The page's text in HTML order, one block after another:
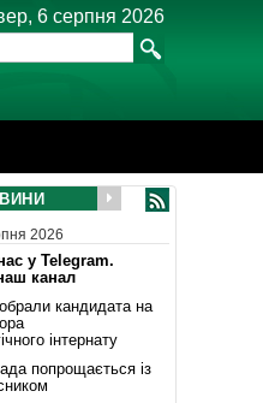
6 серпня 2026
2026
у Telegram.
канал
кандидата на
інтернату
попрощається із